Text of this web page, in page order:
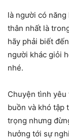
là người có
thân nhất là
hãy phải biết
người khác giỏi
nhé.
Chuyện tình yêu
buồn và khó tập
trọng nhưng
hưởng tới sự